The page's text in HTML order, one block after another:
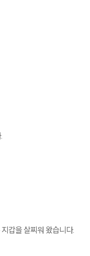
갑을 살찌워 왔습니다.